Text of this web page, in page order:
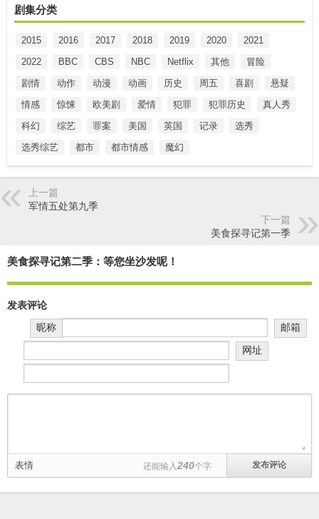
剧集分类
2015 2016 2017 2018 2019 2020
2021
2022
BBC CBS NBC Netflix 其他
冒险
剧情
动作 动漫 动画 历史 周五 喜剧
悬疑
情感
惊悚 欧美剧 爱情 犯罪 犯罪历史
真人秀
科幻
综艺 罪案 美国 英国 记录
选秀
选秀综艺
都市 都市情感 魔幻
上一篇
军情五处第九季
下一篇
美食探寻记第一季
美食探寻记第二季：等您坐沙发呢！
发表评论
昵称
邮箱
网址
表情 还能输入 240个字